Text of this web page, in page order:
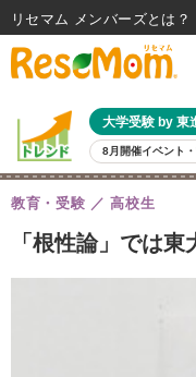
大学受験 by 東
8月開催イベント
「根性論」では
教育・受験 高校生
リセマム メンバーズ